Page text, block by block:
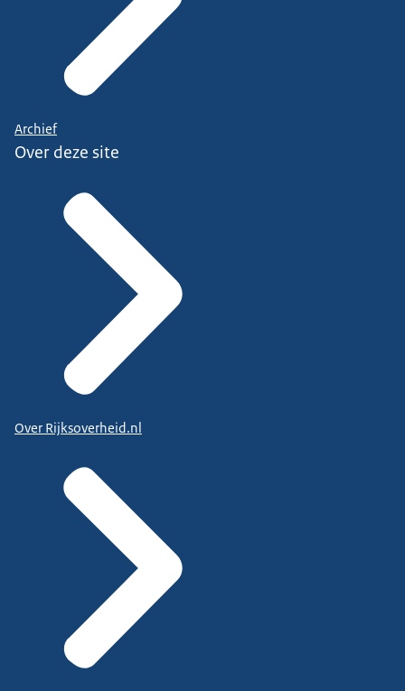
Archief
Over deze site
Over Rijksoverheid.nl